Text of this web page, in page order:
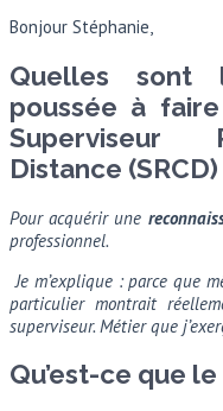
Bonjour Stéphanie,
Quelles sont
poussée à
Distance (SRCD)
Pour acquérir une
professionnel.
Je m’explique : parce que
particulier montrait
superviseur. Métier que
Qu’est-ce que